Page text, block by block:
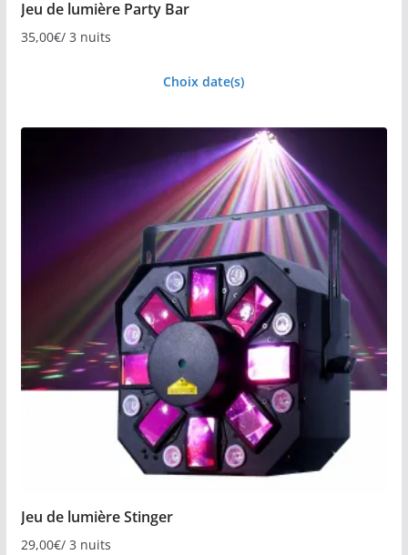
Jeu de lumière Party Bar
35,00€/ 3 nuits
Choix date(s)
Jeu de lumière Stinger
29,00€/ 3 nuits